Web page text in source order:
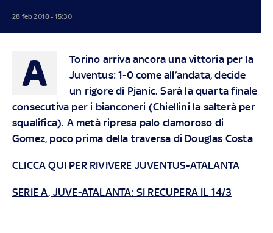
28 feb 2018 - 15:30
A
Torino arriva ancora una vittoria per la
Juventus: 1-0 come all’andata, decide
un rigore di Pjanic. Sarà la quarta finale
consecutiva per i bianconeri (Chiellini la salterà per
squalifica). A metà ripresa palo clamoroso di
Gomez, poco prima della traversa di Douglas Costa
CLICCA QUI PER RIVIVERE JUVENTUS-ATALANTA
SERIE A, JUVE-ATALANTA: SI RECUPERA IL 14/3